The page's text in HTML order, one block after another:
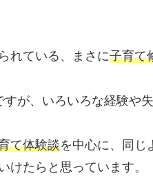
れている、まさに子育て
が、いろいろな経験や
て体験談を中心に、同じ
けたらと思っています。